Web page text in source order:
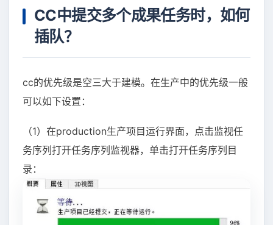
CC中提交多个成果任务时，如何
插队？
cc的优先级是空三大于建模。在生产中的优先级一般
可以如下设置：
（1）在production生产项目运行界面，点击监视任
务序列打开任务序列监视器，单击打开任务序列目
录：